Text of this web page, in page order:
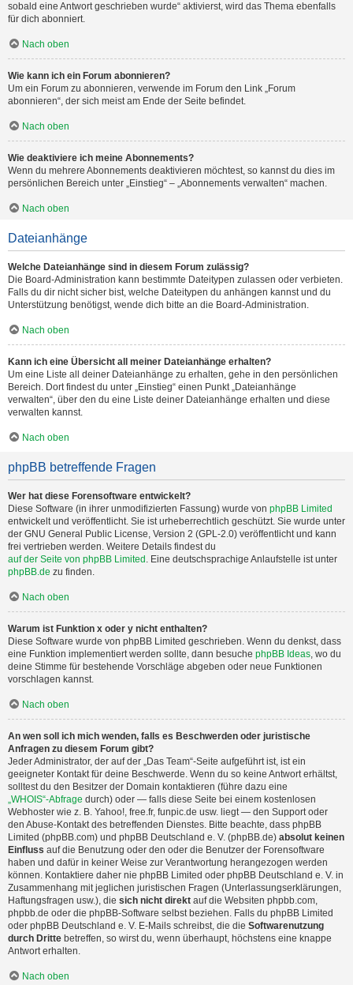
sobald eine Antwort geschrieben wurde“ aktivierst, wird das Thema ebenfalls
für dich abonniert.
Nach oben
Wie kann ich ein Forum abonnieren?
Um ein Forum zu abonnieren, verwende im Forum den Link „Forum
abonnieren“, der sich meist am Ende der Seite befindet.
Nach oben
Wie deaktiviere ich meine Abonnements?
Wenn du mehrere Abonnements deaktivieren möchtest, so kannst du dies im
persönlichen Bereich unter „Einstieg“ – „Abonnements verwalten“ machen.
Nach oben
Dateianhänge
Welche Dateianhänge sind in diesem Forum zulässig?
Die Board-Administration kann bestimmte Dateitypen zulassen oder verbieten.
Falls du dir nicht sicher bist, welche Dateitypen du anhängen kannst und du
Unterstützung benötigst, wende dich bitte an die Board-Administration.
Nach oben
Kann ich eine Übersicht all meiner Dateianhänge erhalten?
Um eine Liste all deiner Dateianhänge zu erhalten, gehe in den persönlichen
Bereich. Dort findest du unter „Einstieg“ einen Punkt „Dateianhänge
verwalten“, über den du eine Liste deiner Dateianhänge erhalten und diese
verwalten kannst.
Nach oben
phpBB betreffende Fragen
Wer hat diese Forensoftware entwickelt?
Diese Software (in ihrer unmodifizierten Fassung) wurde von phpBB Limited
entwickelt und veröffentlicht. Sie ist urheberrechtlich geschützt. Sie wurde unter
der GNU General Public License, Version 2 (GPL-2.0) veröffentlicht und kann
frei vertrieben werden. Weitere Details findest du
auf der Seite von phpBB Limited . Eine deutschsprachige Anlaufstelle ist unter
phpBB.de zu finden.
Nach oben
Warum ist Funktion x oder y nicht enthalten?
Diese Software wurde von phpBB Limited geschrieben. Wenn du denkst, dass
eine Funktion implementiert werden sollte, dann besuche phpBB Ideas, wo du
deine Stimme für bestehende Vorschläge abgeben oder neue Funktionen
vorschlagen kannst.
Nach oben
An wen soll ich mich wenden, falls es Beschwerden oder juristische
Anfragen zu diesem Forum gibt?
Jeder Administrator, der auf der „Das Team“-Seite aufgeführt ist, ist ein
geeigneter Kontakt für deine Beschwerde. Wenn du so keine Antwort erhältst,
solltest du den Besitzer der Domain kontaktieren (führe dazu eine
„WHOIS“-Abfrage durch) oder — falls diese Seite bei einem kostenlosen
Webhoster wie z. B. Yahoo!, free.fr, funpic.de usw. liegt — den Support oder
den Abuse-Kontakt des betreffenden Dienstes. Bitte beachte, dass phpBB
Limited (phpBB.com) und phpBB Deutschland e. V. (phpBB.de) absolut keinen
Einfluss auf die Benutzung oder den oder die Benutzer der Forensoftware
haben und dafür in keiner Weise zur Verantwortung herangezogen werden
können. Kontaktiere daher nie phpBB Limited oder phpBB Deutschland e. V. in
Zusammenhang mit jeglichen juristischen Fragen (Unterlassungserklärungen,
Haftungsfragen usw.), die sich nicht direkt auf die Websiten phpbb.com,
phpbb.de oder die phpBB-Software selbst beziehen. Falls du phpBB Limited
oder phpBB Deutschland e. V. E-Mails schreibst, die die Softwarenutzung
durch Dritte betreffen, so wirst du, wenn überhaupt, höchstens eine knappe
Antwort erhalten.
Nach oben